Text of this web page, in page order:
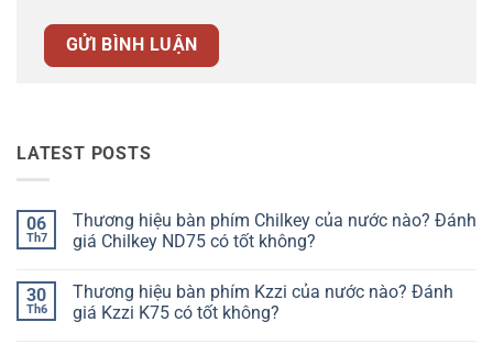
LATEST POSTS
06
Th7
Thương hiệu bàn phím Chilkey của nước nào? Đánh
giá Chilkey ND75 có tốt không?
bình
luận
ở
30
Th6
Thương hiệu bàn phím Kzzi của nước nào? Đánh
giá Kzzi K75 có tốt không?